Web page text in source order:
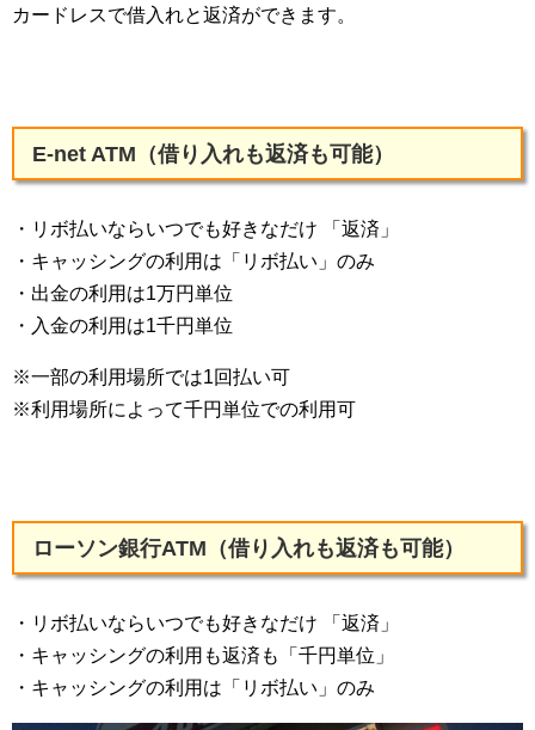
カードレスで借入れと返済ができます。
E-net ATM（借り入れも返済も可能）
・リボ払いならいつでも好きなだけ 「返済」
・キャッシングの利用は「リボ払い」のみ
・出金の利用は1万円単位
・入金の利用は1千円単位
※一部の利用場所では1回払い可
※利用場所によって千円単位での利用可
ローソン銀行ATM（借り入れも返済も可能）
・リボ払いならいつでも好きなだけ 「返済」
・キャッシングの利用も返済も「千円単位」
・キャッシングの利用は「リボ払い」のみ